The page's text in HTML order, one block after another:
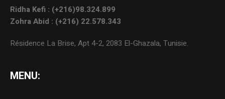
Ridha Kefi : (+216)98.324.899
Zohra Abid : (+216) 22.578.343
Résidence La Brise, Apt 4-2, 2083 El-Ghazala, Tunisie.
MENU: